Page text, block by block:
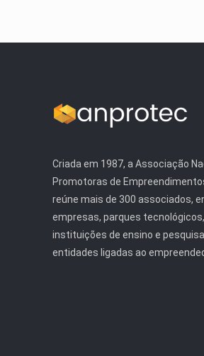
Criada em 1987, a Associação
Promotoras de
reúne mais de 300 associados,
empresas, parques
instituições de ensino e
entidades ligadas ao